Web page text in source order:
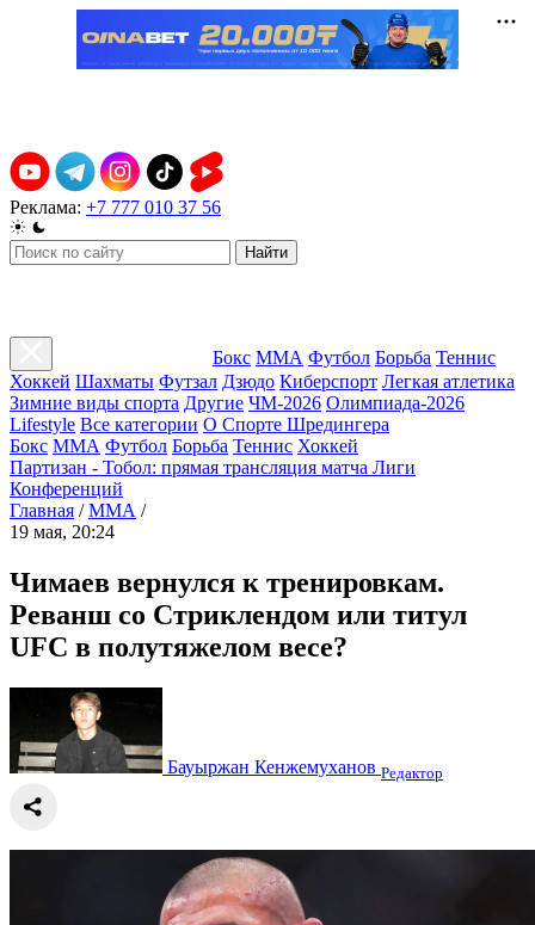
Реклама: +7 777 010 37 56
Найти
Бокс ММА Футбол Борьба Теннис
Хоккей Шахматы Футзал Дзюдо Киберспорт Легкая атлетика
Зимние виды спорта Другие ЧМ-2026 Олимпиада-2026
Lifestyle Все категории О Спорте Шредингера
Бокс ММА Футбол Борьба Теннис Хоккей
Партизан - Тобол: прямая трансляция матча Лиги
Конференций
Главная / ММА /
19 мая, 20:24
Чимаев вернулся к тренировкам.
Реванш со Стриклендом или титул
UFC в полутяжелом весе?
Бауыржан Кенжемуханов Редактор